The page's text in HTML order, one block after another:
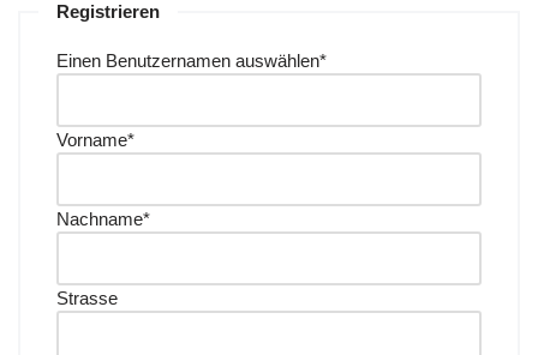
Registrieren
Einen Benutzernamen auswählen*
Vorname*
Nachname*
Strasse